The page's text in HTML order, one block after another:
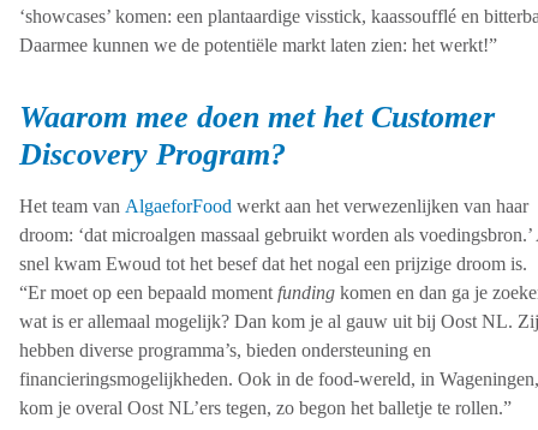
‘showcases’ komen: een plantaardige visstick, kaassoufflé en
Daarmee kunnen we de potentiële markt laten zien: het werkt!”
Waarom mee doen met het Customer
Discovery Program?
Het team van AlgaeforFood werkt aan het verwezenlijken van haar
droom: ‘dat microalgen massaal gebruikt worden als
snel kwam Ewoud tot het besef dat het nogal een prijzige droom is.
“Er moet op een bepaald moment funding komen en dan ga je
wat is er allemaal mogelijk? Dan kom je al gauw uit bij Oost NL. Zij
hebben diverse programma’s, bieden ondersteuning en
financieringsmogelijkheden. Ook in de food-wereld, in Wageningen,
kom je overal Oost NL’ers tegen, zo begon het balletje te rollen.”